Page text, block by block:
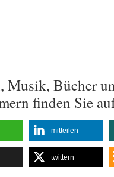
Musik, Bücher
finden Sie
mitteilen
twittern